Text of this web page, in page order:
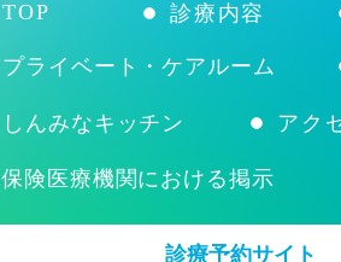
診療内容
TOP
プライベート・ケアルーム
アク
しんみなキッチン
保険医療機関における掲示
診療予約サイト